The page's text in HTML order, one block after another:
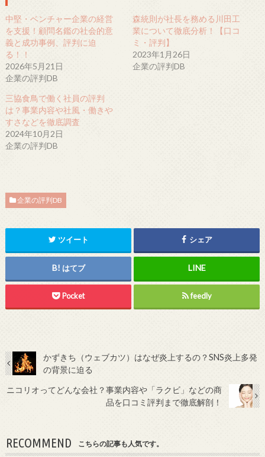
中堅・ベンチャー企業の経営
を支援！顧問名鑑の社会的意
義と成功事例、評判に迫
る！！
2026年5月21日
企業の評判DB
森統則が社長を務める川田工
業について徹底分析！【口コ
ミ・評判】
2023年1月26日
企業の評判DB
三協食鳥で働く社員の評判
は？事業内容や社風・働きや
すさなどを徹底調査
2024年10月2日
企業の評判DB
企業の評判DB
ツイート シェア
はてブ
Pocket feedly
かずきち（ウェブカツ）はなぜ炎上するの？SNS炎上多発
の背景に迫る
ニコリオってどんな会社？事業内容や「ラクビ」などの商
品を口コミ評判まで徹底解剖！
RECOMMEND こちらの記事も人気です。